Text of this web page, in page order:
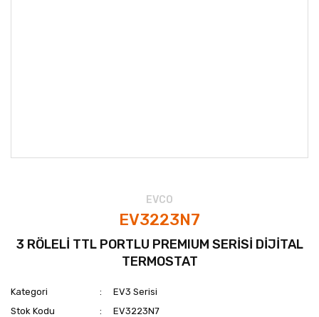
EVCO
EV3223N7
3 RÖLELİ TTL PORTLU PREMIUM SERİSİ DİJİTAL
TERMOSTAT
Kategori
EV3 Serisi
Stok Kodu
EV3223N7